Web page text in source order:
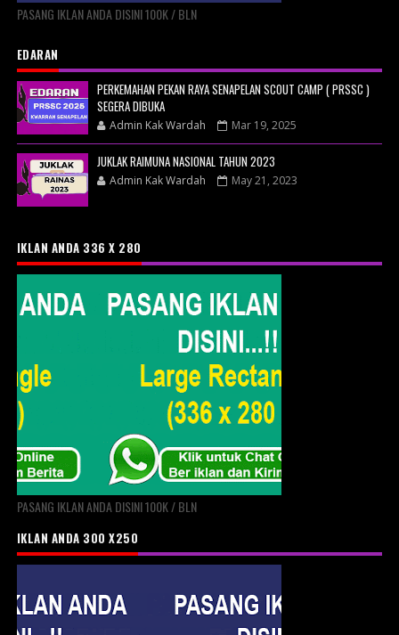
PASANG IKLAN ANDA DISINI 100K / BLN
EDARAN
PERKEMAHAN PEKAN RAYA SENAPELAN SCOUT CAMP ( PRSSC )
SEGERA DIBUKA
Admin Kak Wardah Mar 19, 2025
JUKLAK RAIMUNA NASIONAL TAHUN 2023
Admin Kak Wardah May 21, 2023
IKLAN ANDA 336 X 280
PASANG IKLAN ANDA DISINI 100K / BLN
IKLAN ANDA 300 X250